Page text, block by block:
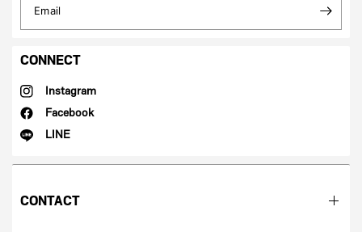
Email
CONNECT
Instagram
Facebook
LINE
CONTACT